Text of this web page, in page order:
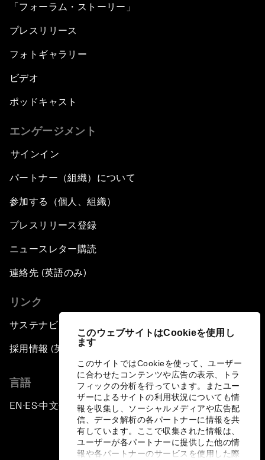
このウェブサイトはCookieを使用し
ます
このサイトではCookieを使って、ユーザー
に合わせたコンテンツや広告の表示、トラ
フィックの分析を行っています。またユー
ザーによるサイトの利用状況についても情
報を収集し、ソーシャルメディアや広告配
信、データ解析の各パートナーに情報を共
有しています。ここで収集された情報は、
ユーザーが各パートナーに提供した他の情
報や各パートナーのサービスを使用した際
「フォーラム・ストーリー」
プレスリリース
フォトギャラリー
ビデオ
ポッドキャスト
エンゲージメント
サインイン
パートナー（組織）について
参加する（個人、組織）
プレスリリース登録
ニュースレター購読
連絡先 (英語のみ)
リンク
サステナビリティへの取り組み
採用情報 (英語のみ)
言語
EN ▪ES▪中文▪ 日本語